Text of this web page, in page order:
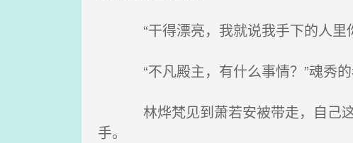
“干得漂亮，我就说我手下的人里你
“不凡殿主，有什么事情？”魂秀的
林烨梵见到萧若安被带走，自己这
手。